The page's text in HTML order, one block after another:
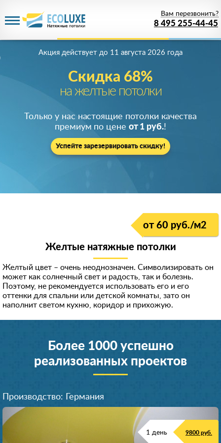
8 495 255-44-45
Вам перезвонить?
Скидка 68%
на желтые потолки
Акция действует до 11 августа 2026 года
Только у нас настоящие потолки качества
премиум по цене от 1 руб.!
Успейте зарезервировать скидку!
от 60 руб./м2
Желтые натяжные потолки
Желтый цвет – очень неоднозначен. Символизировать он
может как солнечный свет и радость, так и болезнь.
Поэтому, не рекомендуется использовать его и его
оттенки для спальни или детской комнаты, зато он
наполнит светом кухню, коридор и прихожую.
Более 1000 успешно
реализованных проектов
Производство: Германия
1 день 9800 руб.